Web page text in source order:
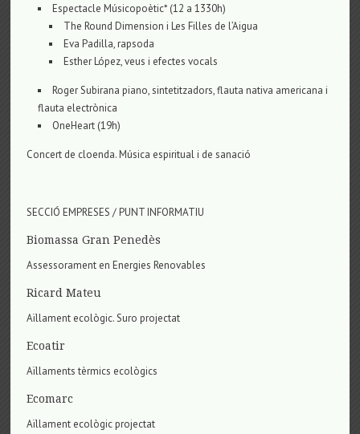
Espectacle Músicopoètic* (12 a 1330h)
The Round Dimension i Les Filles de l’Aigua
Eva Padilla, rapsoda
Esther López, veus i efectes vocals
Roger Subirana piano, sintetitzadors, flauta nativa americana i
flauta electrònica
OneHeart (19h)
Concert de cloenda. Música espiritual i de sanació
SECCIÓ EMPRESES / PUNT INFORMATIU
Biomassa Gran Penedès
Assessorament en Energies Renovables
Ricard Mateu
Aïllament ecològic. Suro projectat
Ecoatir
Aïllaments tèrmics ecològics
Ecomarc
Aïllament ecològic projectat